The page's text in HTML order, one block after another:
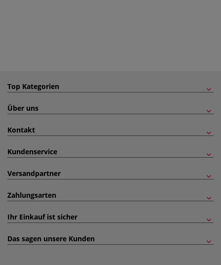
Top Kategorien
Über uns
Kontakt
Kundenservice
Versandpartner
Zahlungsarten
Ihr Einkauf ist sicher
Das sagen unsere Kunden